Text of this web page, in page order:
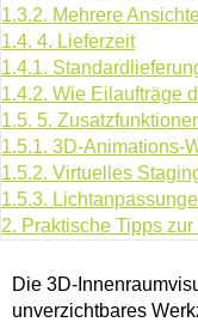
1.3.2. Mehrere
1.4. 4. Lieferzeit
1.4.1.
1.4.2. Wie Eilaufträge
1.5. 5.
1.5.1. 3D-Animations-
1.5.2. Virtuelles
1.5.3.
2. Praktische Tipps
Die 3D-
unverzichtbares